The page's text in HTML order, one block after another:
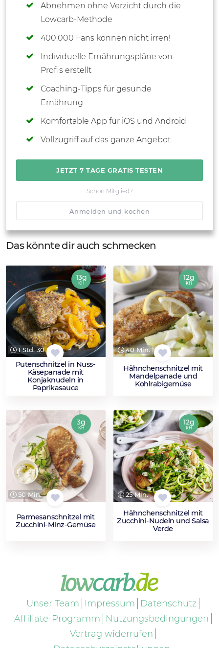
Abnehmen ohne Verzicht durch die
Lowcarb-Methode
400.000 Fans können nicht irren!
Individuelle Ernährungspläne von
Profis erstellt
Coaching-Tipps für gesunde
Ernährung
Komfortable App für iOS und Android
Vollzugriff auf das ganze Angebot
JETZT 7 TAGE GRATIS TESTEN
Schon Mitglied?
Anmelden und kochen
Das könnte dir auch schmecken
1 Std. 30 Min.
Putenschnitzel in Nuss-
Käsepanade mit
Konjaknudeln in
Paprikasauce
13g
KH
40 Min.
Hähnchenschnitzel mit
Mandelpanade und
Kohlrabigemüse
12g
KH
50 Min.
Parmesanschnitzel mit
Zucchini-Minz-Gemüse
3g
KH
25 Min.
Hähnchenschnitzel mit
Zucchini-Nudeln und Salsa
Verde
12g
KH
Unser Team Impressum
Datenschutz
Affiliate-Programm
Nutzungsbedingungen
Vertrag widerrufen